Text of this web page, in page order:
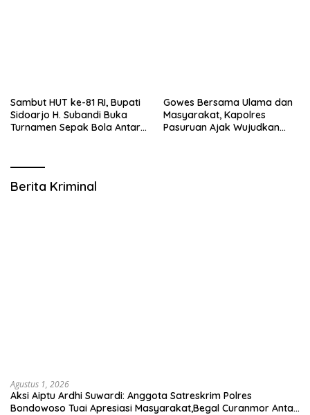
Sambut HUT ke-81 RI, Bupati
Sidoarjo H. Subandi Buka
Turnamen Sepak Bola Antar
Gowes Bersama Ulama dan
Masyarakat, Kapolres
Pasuruan Ajak Wujudkan
Berita Kriminal
Agustus 1, 2026
Aksi Aiptu Ardhi Suwardi: Anggota Satreskrim Polres
Bondowoso Tuai Apresiasi Masyarakat,Begal Curanmor Antar